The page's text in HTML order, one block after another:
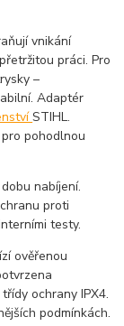
vnikání
práci. Pro
–
Adaptér
STIHL.
pohodlnou
nabíjení.
proti
testy.
ověřenou
ochrany IPX4.
podmínkách.